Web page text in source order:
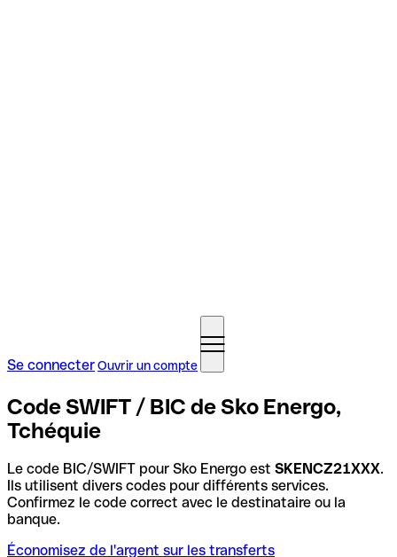
Se connecterOuvrir un compte
Code SWIFT / BIC de Sko Energo,
Tchéquie
Le code BIC/SWIFT pour Sko Energo est SKENCZ21XXX.
Ils utilisent divers codes pour différents services.
Confirmez le code correct avec le destinataire ou la
banque.
Économisez de l'argent sur les transferts